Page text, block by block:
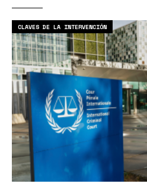
CLAVES DE LA INTERVENCIÓN